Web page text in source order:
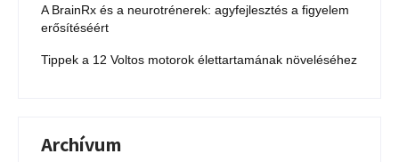
A BrainRx és a neurotrénerek: agyfejlesztés a figyelem
erősítéséért
Tippek a 12 Voltos motorok élettartamának növeléséhez
Archívum